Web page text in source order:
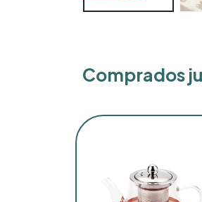
Comprados